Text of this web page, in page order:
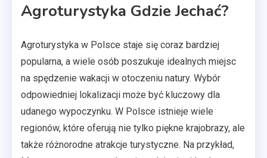
Agroturystyka Gdzie Jechać?
Agroturystyka w Polsce staje się coraz bardziej
popularna, a wiele osób poszukuje idealnych miejsc
na spędzenie wakacji w otoczeniu natury. Wybór
odpowiedniej lokalizacji może być kluczowy dla
udanego wypoczynku. W Polsce istnieje wiele
regionów, które oferują nie tylko piękne krajobrazy, ale
także różnorodne atrakcje turystyczne. Na przykład,